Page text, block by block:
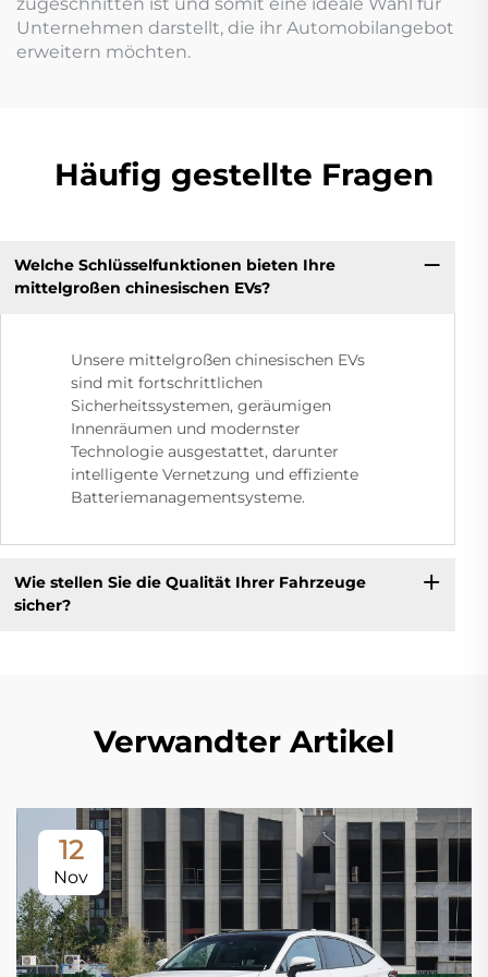
Unternehmen darstellt, die ihr Automobilangebot
erweitern möchten.
Häufig gestellte Fragen
Welche Schlüsselfunktionen bieten Ihre
mittelgroßen chinesischen EVs?
Unsere mittelgroßen chinesischen EVs
sind mit fortschrittlichen
Sicherheitssystemen, geräumigen
Innenräumen und modernster
Technologie ausgestattet, darunter
intelligente Vernetzung und effiziente
Batteriemanagementsysteme.
Wie stellen Sie die Qualität Ihrer Fahrzeuge
sicher?
Verwandter Artikel
12
Nov